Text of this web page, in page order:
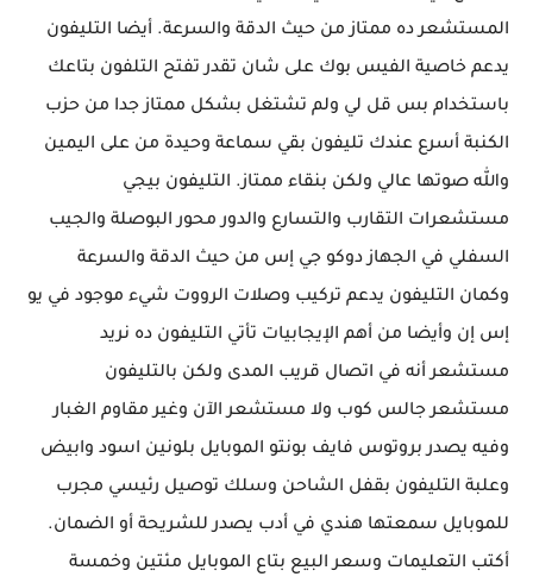
المستشعر ده ممتاز من حيث الدقة والسرعة. أيضا التليفون
يدعم خاصية الفيس بوك على شان تقدر تفتح التلفون بتاعك
باستخدام بس قل لي ولم تشتغل بشكل ممتاز جدا من حزب
الكنبة أسرع عندك تليفون بقي سماعة وحيدة من على اليمين
والله صوتها عالي ولكن بنقاء ممتاز. التليفون بيجي
مستشعرات التقارب والتسارع والدور محور البوصلة والجيب
السفلي في الجهاز دوكو جي إس من حيث الدقة والسرعة
وكمان التليفون يدعم تركيب وصلات الرووت شيء موجود في يو
إس إن وأيضا من أهم الإيجابيات تأتي التليفون ده نريد
مستشعر أنه في اتصال قريب المدى ولكن بالتليفون
مستشعر جالس كوب ولا مستشعر الآن وغير مقاوم الغبار
وفيه يصدر بروتوس فايف بونتو الموبايل بلونين اسود وابيض
وعلبة التليفون بقفل الشاحن وسلك توصيل رئيسي مجرب
للموبايل سمعتها هندي في أدب يصدر للشريحة أو الضمان.
أكتب التعليمات وسعر البيع بتاع الموبايل مئتين وخمسة